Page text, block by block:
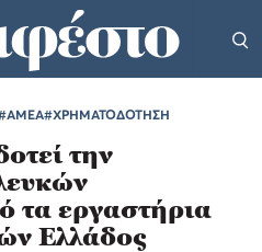
#ΧΡΗΜΑΤΟΔΟΤΗΣΗ
την
τα εργαστήρια
Ελλάδος